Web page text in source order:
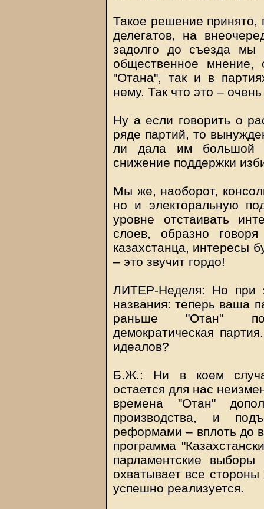
Такое решение
делегатов, на
задолго до съезда мы
общественное мнение,
"Отана", так и в
нему. Так что это –
Ну а если говорить о
ряде партий, то
ли дала им большой
снижение поддержки
Мы же, наоборот,
но и электоральную
уровне отстаивать
слоев, образно
казахстанца, интересы
– это звучит гордо!
ЛИТЕР-Неделя: Но при
названия: теперь ваша
раньше "Отан"
демократическая
идеалов?
Б.Ж.: Ни в коем
остается для нас
времена "Отан"
производства, и
реформами – вплоть до
программа
парламентские
охватывает все
успешно реализуется.